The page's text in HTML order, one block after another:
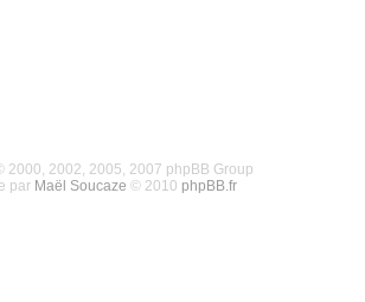
2002, 2005, 2007 phpBB Group
par Maël Soucaze © 2010 phpBB.fr